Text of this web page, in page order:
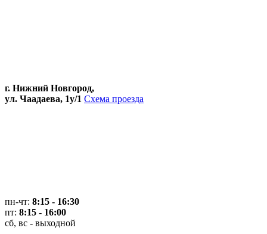
г. Нижний Новгород,
ул. Чаадаева, 1у/1 Схема проезда
пн-чт: 8:15 - 16:30
пт: 8:15 - 16:00
сб, вс - выходной